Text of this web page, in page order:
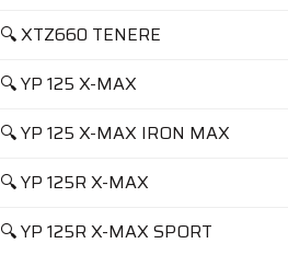
🔍 XTZ660 TENERE
🔍 YP 125 X-MAX
🔍 YP 125 X-MAX IRON MAX
🔍 YP 125R X-MAX
🔍 YP 125R X-MAX SPORT